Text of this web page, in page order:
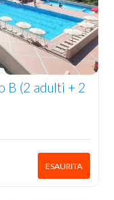
B (2 adulti + 2
ESAURITA